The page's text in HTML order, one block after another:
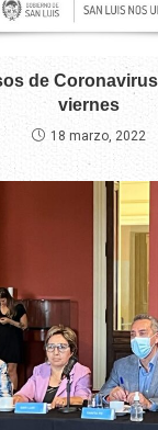
de
viernes
18 marzo, 2022